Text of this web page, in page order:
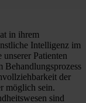
in ihrem
Intelligenz im
Patienten
Behandlungsprozess
der
möglich sein.
sind